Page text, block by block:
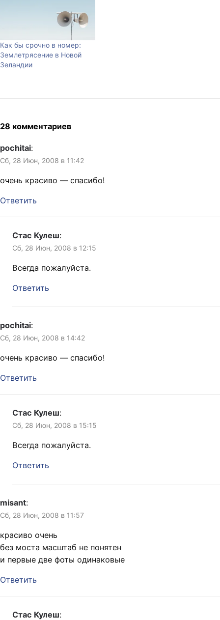
показывается история
мишки, купленного за
Красного креста (деньги
пошли на помощь больным
котятам). Я
Как бы срочно в номер:
Землетрясение в Новой
Зеландии
28 комментариев
pochitai:
Сб, 28 Июн, 2008 в 11:42
очень красиво — спасибо!
Ответить
Стас Кулеш:
Сб, 28 Июн, 2008 в 12:15
Всегда пожалуйста.
Ответить
pochitai:
Сб, 28 Июн, 2008 в 14:42
очень красиво — спасибо!
Ответить
Стас Кулеш:
Сб, 28 Июн, 2008 в 15:15
Всегда пожалуйста.
Ответить
misant:
Сб, 28 Июн, 2008 в 11:57
красиво очень
без моста масштаб не понятен
и первые две фоты одинаковые
Ответить
Стас Кулеш: